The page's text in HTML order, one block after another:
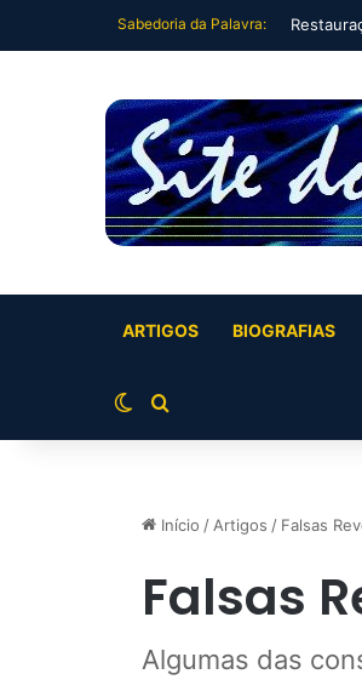
Sabedoria da Palavra:
ARTIGOS BIOGRAFIAS
Switch skin
Buscar por
Início / Artigos / Falsas
Falsas
Algumas das